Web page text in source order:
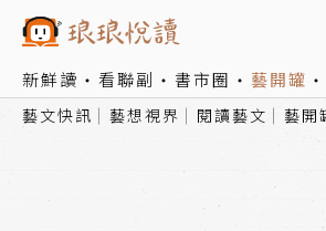
新鮮讀 看聯副 書市圈 藝開罐
藝文快訊 藝想視界 閱讀藝文 藝開